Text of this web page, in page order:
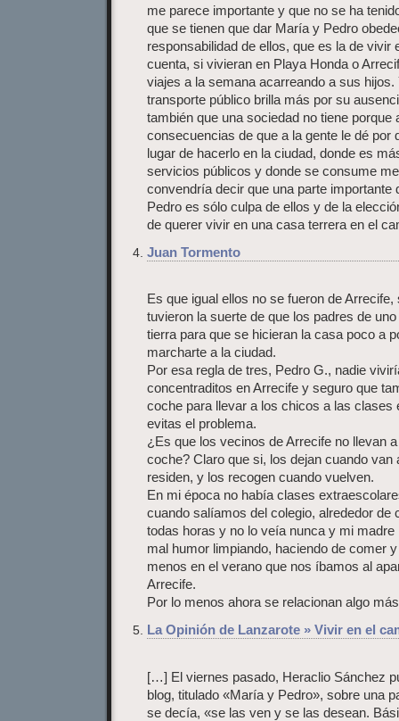
me parece importante y que no se ha
que se tienen que dar María y Pedro
responsabilidad de ellos, que es la de vivir
cuenta, si vivieran en Playa Honda o
viajes a la semana acarreando a sus
transporte público brilla más por su
también que una sociedad no tiene porque
consecuencias de que a la gente le dé por
lugar de hacerlo en la ciudad, donde es
servicios públicos y donde se consume
convendría decir que una parte
Pedro es sólo culpa de ellos y de la
de querer vivir en una casa terrera en el
Juan Tormento
Es que igual ellos no se fueron de
tuvieron la suerte de que los padres de
tierra para que se hicieran la casa poco a
marcharte a la ciudad.
Por esa regla de tres, Pedro G., nadie
concentraditos en Arrecife y seguro que
coche para llevar a los chicos a las clases
evitas el problema.
¿Es que los vecinos de Arrecife no llevan
coche? Claro que si, los dejan cuando van
residen, y los recogen cuando vuelven.
En mi época no había clases
cuando salíamos del colegio, alrededor de
todas horas y no lo veía nunca y mi
mal humor limpiando, haciendo de comer
menos en el verano que nos íbamos al
Arrecife.
Por lo menos ahora se relacionan algo
La Opinión de Lanzarote » Vivir en el
[…] El viernes pasado, Heraclio Sánchez
blog, titulado «María y Pedro», sobre una
se decía, «se las ven y se las desean.